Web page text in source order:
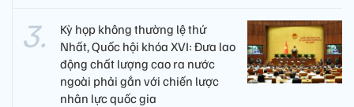
Kỳ họp không thường lệ thứ
Nhất, Quốc hội khóa XVI: Đưa lao
động chất lượng cao ra nước
ngoài phải gắn với chiến lược
nhân lực quốc gia